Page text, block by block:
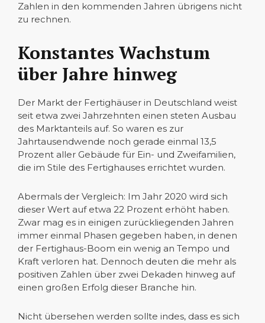
Zahlen in den kommenden Jahren übrigens nicht
zu rechnen.
Konstantes Wachstum
über Jahre hinweg
Der Markt der Fertighäuser in Deutschland weist
seit etwa zwei Jahrzehnten einen steten Ausbau
des Marktanteils auf. So waren es zur
Jahrtausendwende noch gerade einmal 13,5
Prozent aller Gebäude für Ein- und Zweifamilien,
die im Stile des Fertighauses errichtet wurden.
Abermals der Vergleich: Im Jahr 2020 wird sich
dieser Wert auf etwa 22 Prozent erhöht haben.
Zwar mag es in einigen zurückliegenden Jahren
immer einmal Phasen gegeben haben, in denen
der Fertighaus-Boom ein wenig an Tempo und
Kraft verloren hat. Dennoch deuten die mehr als
positiven Zahlen über zwei Dekaden hinweg auf
einen großen Erfolg dieser Branche hin.
Nicht übersehen werden sollte indes, dass es sich